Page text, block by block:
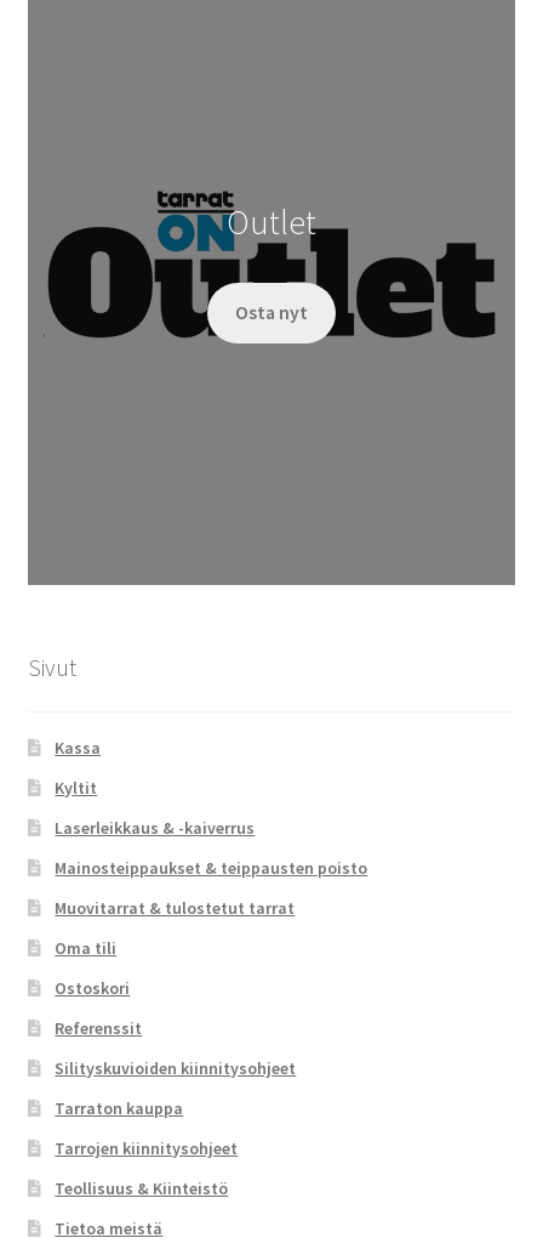
Outlet
Osta nyt
Sivut
Kassa
Kyltit
Laserleikkaus & -kaiverrus
Mainosteippaukset & teippausten poisto
Muovitarrat & tulostetut tarrat
Oma tili
Ostoskori
Referenssit
Silityskuvioiden kiinnitysohjeet
Tarraton kauppa
Tarrojen kiinnitysohjeet
Teollisuus & Kiinteistö
Tietoa meistä